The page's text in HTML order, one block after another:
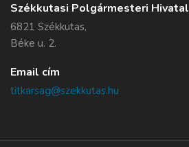
Székkutasi Polgármesteri Hivatal
6821 Székkutas,
Béke u. 2.
Email cím
titkarsag@szekkutas.hu